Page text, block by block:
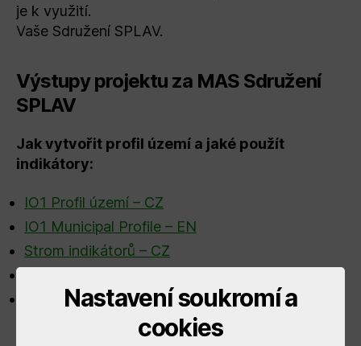
je k využití.
Vaše Sdružení SPLAV.
Výstupy projektu za MAS Sdružení
SPLAV
Jak vytvořit profil území a jaké použít
indikátory:
IO1 Profil území – CZ
IO1 Municipal Profile – EN
Strom indikátorů – CZ
IO4 Interaktivní nástroj pro tvorbu profilu území
Příručka osvědčených postupů:
Nastavení soukromí a
cookies